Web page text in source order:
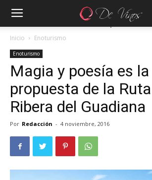
Inicio Enoturismo
Enoturismo
Magia y poesía es la
propuesta de la
Ribera del Guadiana
Por Redacción - 4 noviembre, 2016